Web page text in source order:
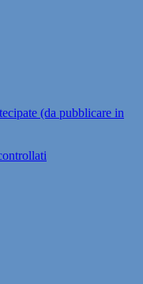
(da pubblicare in